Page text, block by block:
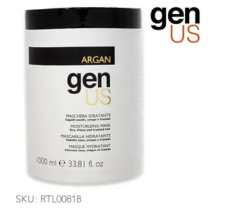
SKU: RTL00818